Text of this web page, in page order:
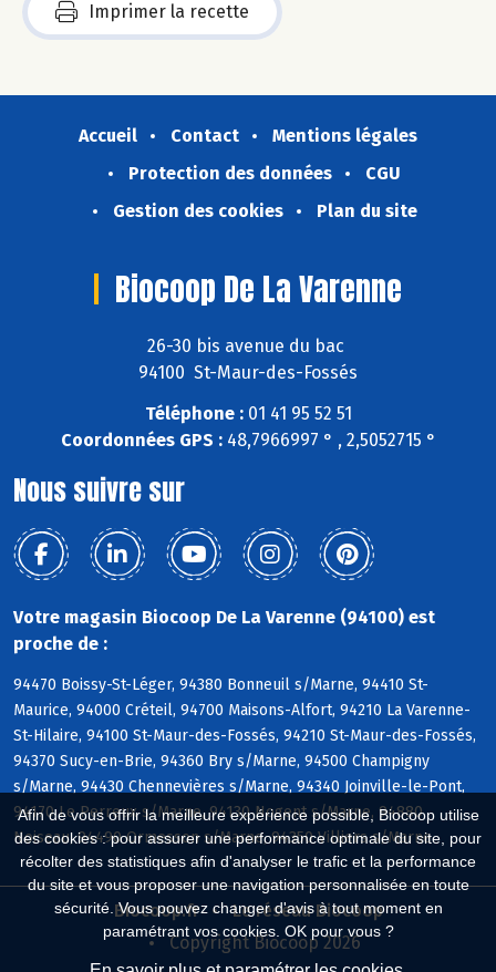
Afin de vous offrir la meilleure expérience possible, Biocoop utilise
des cookies : pour assurer une performance optimale du site, pour
récolter des statistiques afin d'analyser le trafic et la performance
du site et vous proposer une navigation personnalisée en toute
sécurité. Vous pouvez changer d'avis à tout moment en
paramétrant vos cookies. OK pour vous ?
Imprimer la recette
Accueil Contact
Mentions légales
Protection des données
CGU
Gestion des cookies
Plan du site
Biocoop De La Varenne
26-30 bis avenue du bac
94100 St-Maur-des-Fossés
Téléphone :01 41 95 52 51
Coordonnées GPS :48,7966997 ° , 2,5052715 °
Nous suivre sur
Votre magasin Biocoop De La Varenne (94100) est
proche de :
94470 Boissy-St-Léger, 94380 Bonneuil s/Marne, 94410 St-
Maurice, 94000 Créteil, 94700 Maisons-Alfort, 94210 La Varenne-
St-Hilaire, 94100 St-Maur-des-Fossés, 94210 St-Maur-des-Fossés,
94370 Sucy-en-Brie, 94360 Bry s/Marne, 94500 Champigny
s/Marne, 94430 Chennevières s/Marne, 94340 Joinville-le-Pont,
94170 Le Perreux s/Marne, 94130 Nogent s/Marne, 94880
Noiseau, 94490 Ormesson s/Marne, 94350 Villiers s/Marne
Biocoop.fr
Le réseau Biocoop
Copyright Biocoop 2026